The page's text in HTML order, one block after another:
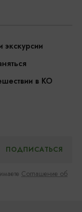
экскурсии
в КО
Соглашение об